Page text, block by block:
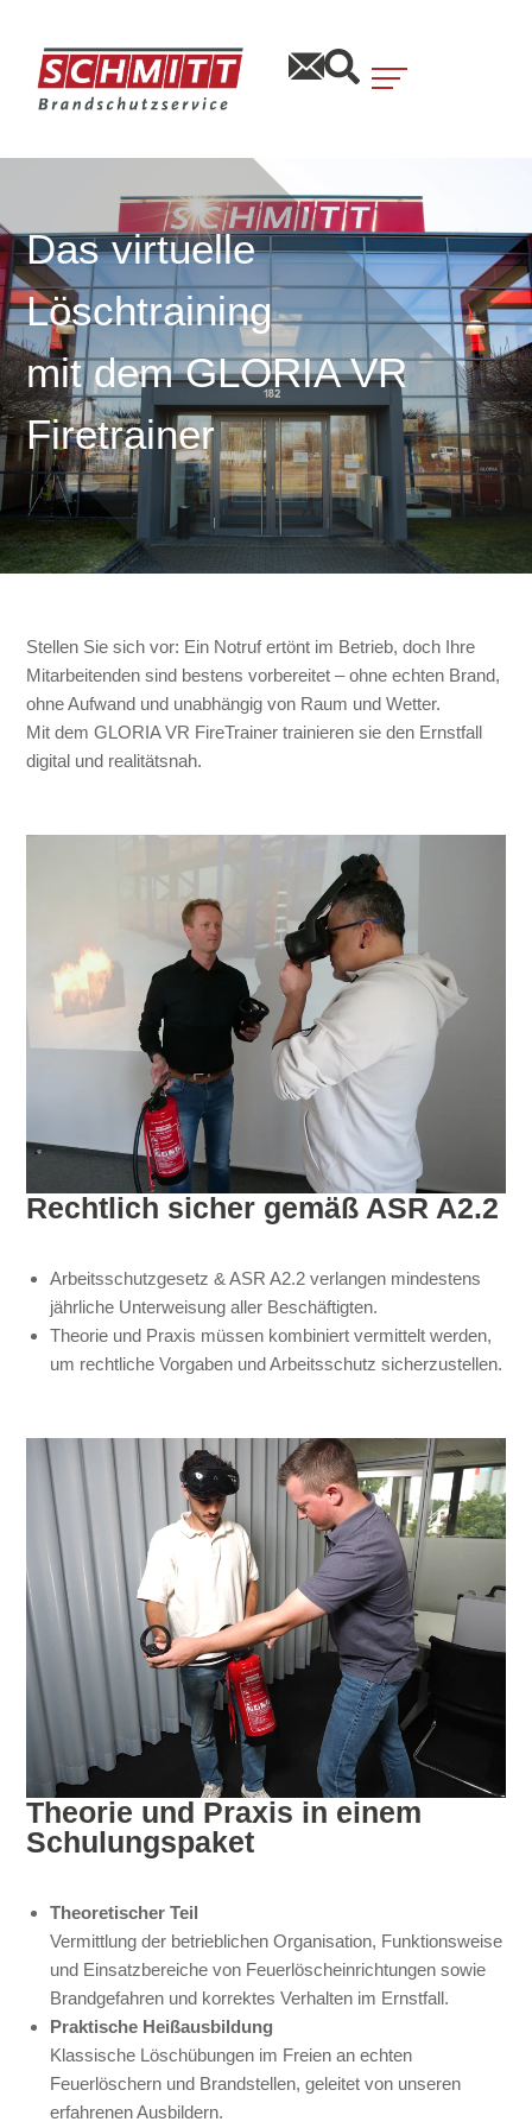
Das virtuelle
Löschtraining
mit dem GLORIA VR
Firetrainer
Stellen Sie sich vor: Ein Notruf ertönt im Betrieb, doch Ihre
Mitarbeitenden sind bestens vorbereitet – ohne echten Brand,
ohne Aufwand und unabhängig von Raum und Wetter.
Mit dem GLORIA VR FireTrainer trainieren sie den Ernstfall
digital und realitätsnah.
Rechtlich sicher gemäß ASR A2.2
Arbeitsschutzgesetz & ASR A2.2 verlangen mindestens
jährliche Unterweisung aller Beschäftigten.
Theorie und Praxis müssen kombiniert vermittelt werden,
um rechtliche Vorgaben und Arbeitsschutz sicherzustellen.
Theorie und Praxis in einem
Schulungspaket
Theoretischer Teil
Vermittlung der betrieblichen Organisation, Funktionsweise
und Einsatzbereiche von Feuerlöscheinrichtungen sowie
Brandgefahren und korrektes Verhalten im Ernstfall.
Praktische Heißausbildung
Klassische Löschübungen im Freien an echten
Feuerlöschern und Brandstellen, geleitet von unseren
erfahrenen Ausbildern.